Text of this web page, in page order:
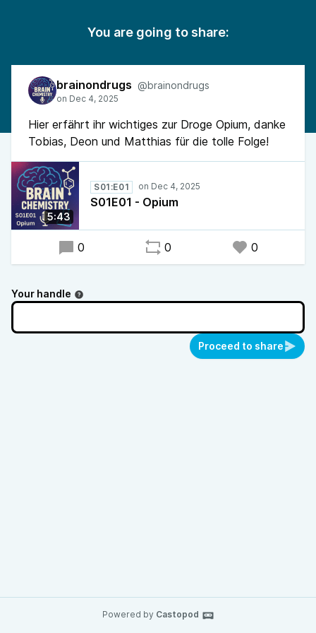
You are going to share:
brainondrugs @brainondrugs
Hier erfährt ihr wichtiges zur Droge Opium, danke
Tobias, Deon und Matthias für die tolle Folge!
5:43
S01:E01
S01E01 - Opium
0 0 0
Your handle
Proceed to share
Powered by Castopod